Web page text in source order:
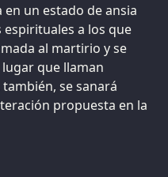
un estado de ansia
a los que
al martirio y se
que llaman
también, se sanará
propuesta en la